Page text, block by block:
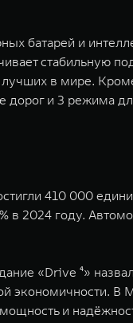
батарей и
стабильную
в мире.
и 3 режима
410 000
2024 году.
«Drive ⁴»
экономичности. В
и